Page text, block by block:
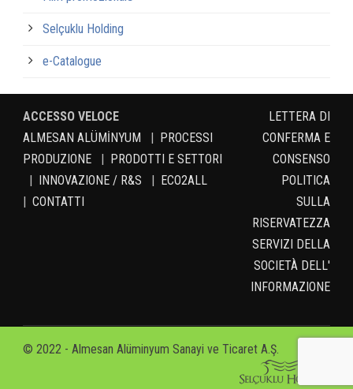
Selçuklu Holding
e-Catalogue
ACCESSO VELOCE
ALMESAN ALÜMİNYUM
PROCESSI
PRODUZIONE
PRODOTTI E SETTORI
INNOVAZIONE / R&S
ECO2ALL
CONTATTI
LETTERA DI
CONFERMA E
CONSENSO
POLITICA
SULLA
RISERVATEZZA
SERVIZI DELLA
SOCIETÀ DELL'
INFORMAZIONE
© 2022 - Almesan Alüminyum Sanayi ve Ticaret A.Ş.